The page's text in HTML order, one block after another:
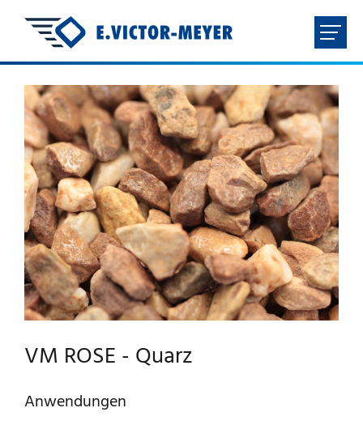
HOME
UNTERNEHMEN
PRODUKTE
DOWNLOADS
KONTAKT
ZIERKIES & -SPLITT
INDUSTRIEPRODUKTE
FR NL EN DE
VM ROSE - Quarz
Anwendungen